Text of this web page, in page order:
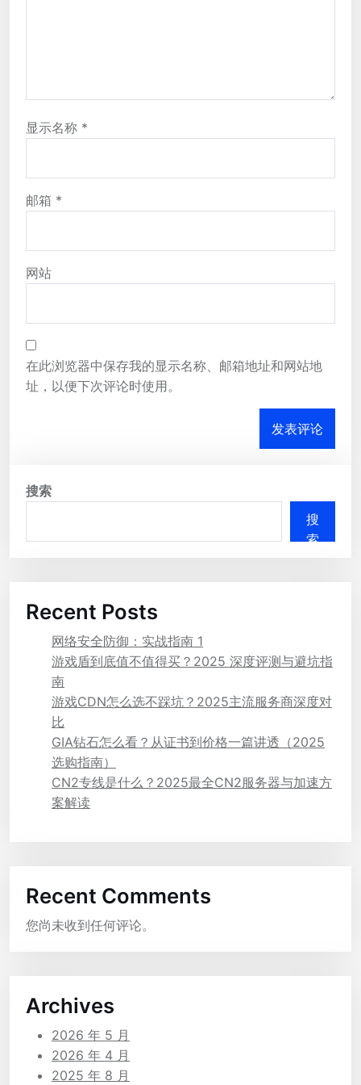
显示名称 *
邮箱 *
网站
在此浏览器中保存我的显示名称、邮箱地址和网站地
址，以便下次评论时使用。
搜索
搜
索
Recent Posts
网络安全防御：实战指南 1
游戏盾到底值不值得买？2025 深度评测与避坑指
南
游戏CDN怎么选不踩坑？2025主流服务商深度对
比
GIA钻石怎么看？从证书到价格一篇讲透（2025
选购指南）
CN2专线是什么？2025最全CN2服务器与加速方
案解读
Recent Comments
您尚未收到任何评论。
Archives
2026 年 5 月
2026 年 4 月
2025 年 8 月